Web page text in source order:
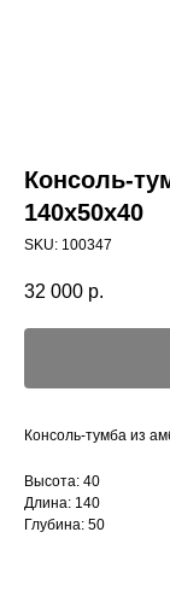
Консоль-
140x50x40
SKU: 100347
32 000 р.
Консоль-тумба из
Высота: 40
Длина: 140
Глубина: 50